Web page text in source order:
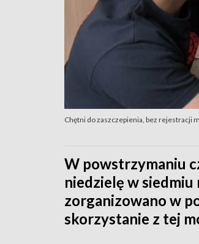
Chętni do zaszczepienia, bez rejestracji
W powstrzymaniu
niedzielę w
zorganizowano w
skorzystanie z tej